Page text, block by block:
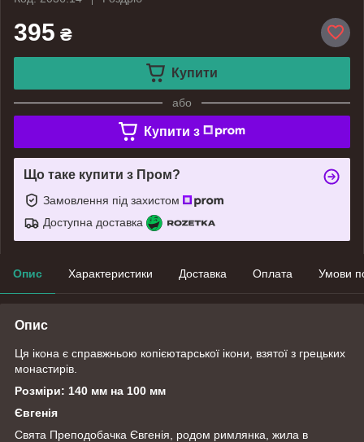
395 ₴
Купити
або
Купити з
Що таке купити з Пром?
Замовлення під захистом
Доступна доставка
Опис Характеристики Доставка Оплата Умови
Опис
Ця ікона є справжньою копієютарської ікони, взятої з грецьких
монастирів.
Розміри: 140 мм на 100 мм
Євгенія
Свята Преподобачка Євгенія, родом римлянка, жила в